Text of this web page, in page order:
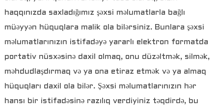
haqqınızda saxladığımız şəxsi məlumatlarla bağlı
müəyyən hüquqlara malik ola bilərsiniz. Bunlara şəxsi
məlumatlarınızın istifadəyə yararlı elektron formatda
portativ nüsxəsinə daxil olmaq, onu düzəltmək, silmək,
məhdudlaşdırmaq və ya ona etiraz etmək və ya almaq
hüquqları daxil ola bilər. Şəxsi məlumatlarınızın hər
hansı bir istifadəsinə razılıq verdiyiniz təqdirdə, bu